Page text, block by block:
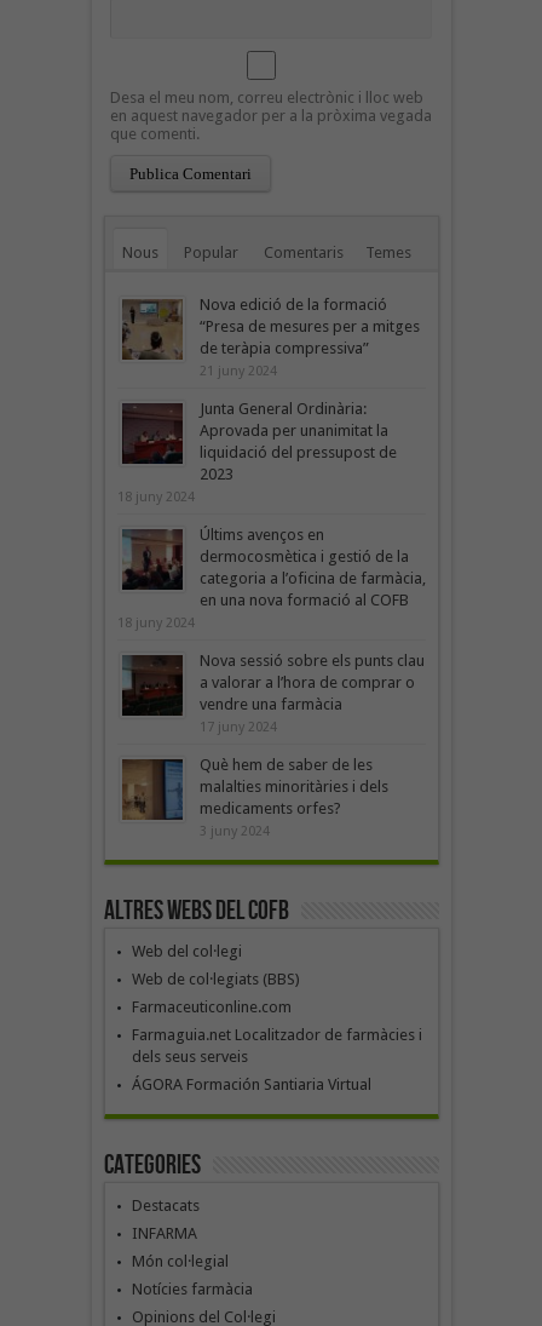
Desa el meu nom, correu electrònic i lloc web
en aquest navegador per a la pròxima vegada
que comenti.
Nous Popular Comentaris Temes
Nova edició de la formació
“Presa de mesures per a mitges
de teràpia compressiva”
21 juny 2024
Junta General Ordinària:
Aprovada per unanimitat la
liquidació del pressupost de
2023
18 juny 2024
Últims avenços en
dermocosmètica i gestió de la
categoria a l’oficina de farmàcia,
en una nova formació al COFB
18 juny 2024
Nova sessió sobre els punts clau
a valorar a l’hora de comprar o
vendre una farmàcia
17 juny 2024
Què hem de saber de les
malalties minoritàries i dels
medicaments orfes?
3 juny 2024
Altres webs del COFB
Web del col·legi
Web de col·legiats (BBS)
Farmaceuticonline.com
Farmaguia.net Localitzador de farmàcies i
dels seus serveis
ÁGORA Formación Santiaria Virtual
Categories
Destacats
INFARMA
Món col·legial
Notícies farmàcia
Opinions del Col·legi